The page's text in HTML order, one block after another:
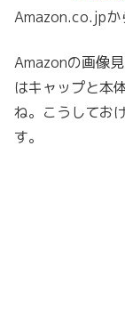
Amazon.co.jpか
Amazonの画像
はキャップと本
ね。こうしてお
す。